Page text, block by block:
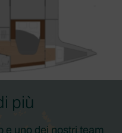
più
e uno dei nostri team